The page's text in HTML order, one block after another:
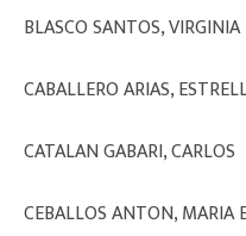
BLASCO SANTOS, VIRGINIA
CABALLERO ARIAS,
CATALAN GABARI, CARLOS
CEBALLOS ANTON, MARIA